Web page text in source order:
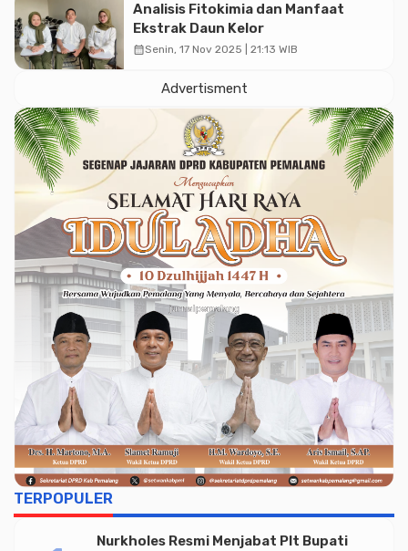
Analisis Fitokimia dan Manfaat
Ekstrak Daun Kelor
calendar_monthSenin, 17 Nov 2025 | 21:13 WIB
Advertisment
TERPOPULER
Nurkholes Resmi Menjabat Plt Bupati